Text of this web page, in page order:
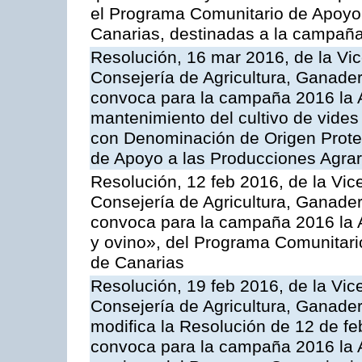
el Programa Comunitario de
Canarias, destinadas a la
Resolución, 16 mar 2016, de la
Consejería de Agricultura,
convoca para la campaña 2016
mantenimiento del cultivo de
con Denominación de Origen
de Apoyo a las Producciones
Resolución, 12 feb 2016, de la
Consejería de Agricultura,
convoca para la campaña 2016
y ovino», del Programa
de Canarias
Resolución, 19 feb 2016, de la
Consejería de Agricultura,
modifica la Resolución de 12 de
convoca para la campaña 2016